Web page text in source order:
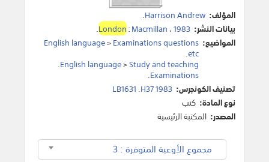
المؤلف: Harrison Andrew
.
بيانات النشر:
London:Macmillan ،1983
.
المواضيع:
English language>Examinations questions
etc
.
English language>Study and teaching
.
Examinations
.
تصنيف الكونجرس: LB1631 .H37 1983
نوع المادة: كتب
المصدر: المكتبة الرئيسية
مجموع الأوعية المتوفرة : 3